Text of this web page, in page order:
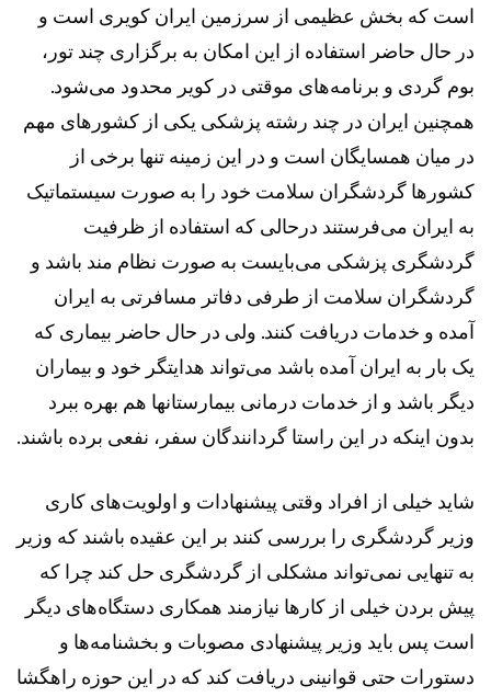
است که بخش عظیمی از سرزمین ایران کویری است و
در حال حاضر استفاده از این امکان به برگزاری چند تور،
بوم گردی و برنامه‌های موقتی در کویر محدود می‌شود.
همچنین ایران در چند رشته پزشکی یکی از کشورهای مهم
در میان همسایگان است و در این زمینه تنها برخی از
کشورها گردشگران سلامت خود را به صورت سیستماتیک
به ایران می‌فرستند درحالی که استفاده از ظرفیت
گردشگری پزشکی می‌بایست به صورت نظام مند باشد و
گردشگران سلامت از طرفی دفاتر مسافرتی به ایران
آمده و خدمات دریافت کنند. ولی در حال حاضر بیماری که
یک بار به ایران آمده باشد می‌تواند هدایتگر خود و بیماران
دیگر باشد و از خدمات درمانی بیمارستانها هم بهره ببرد
بدون اینکه در این راستا گردانندگان سفر، نفعی برده باشند.
شاید خیلی از افراد وقتی پیشنهادات و اولویت‌های کاری
وزیر گردشگری را بررسی کنند بر این عقیده باشند که وزیر
به تنهایی نمی‌تواند مشکلی از گردشگری حل کند چرا که
پیش بردن خیلی از کارها نیازمند همکاری دستگاه‌های دیگر
است پس باید وزیر پیشنهادی مصوبات و بخشنامه‌ها و
دستورات حتی قوانینی دریافت کند که در این حوزه راهگشا